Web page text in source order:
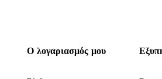
Ο λογαριασμός μου